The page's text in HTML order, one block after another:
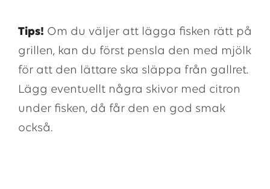
Tips! Om du väljer att lägga fisken rätt på
grillen, kan du först pensla den med mjölk
för att den lättare ska släppa från gallret.
Lägg eventuellt några skivor med citron
under fisken, då får den en god smak
också.